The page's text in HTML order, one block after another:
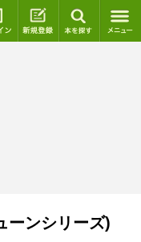
ログイン 新規登録
ーンシリーズ)